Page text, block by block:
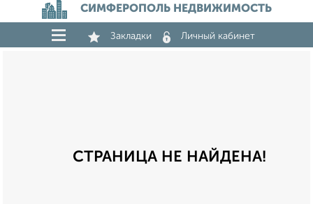
СИМФЕРОПОЛЬ НЕДВИЖИМОСТЬ
Закладки Личный кабинет
СТРАНИЦА НЕ НАЙДЕНА!